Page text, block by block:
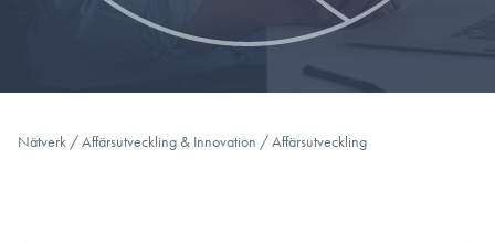
Nätverk /Affärsutveckling & Innovation /Affärsutveckling